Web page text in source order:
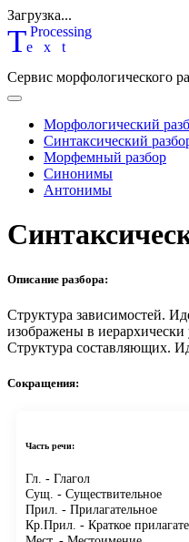
Загрузка...
Text
Processing
Сервис морфологического
Морфологический
Синтаксический
Морфемный разбор
Синонимы
Антонимы
Описание разбора:
Структура зависимостей.
изображены в иерархически
Структура составляющих.
Сокращения:
Часть речи:
Гл. - Глагол
Сущ. - Существительное
Прил. - Прилагательное
Кр.Прил. - Краткое